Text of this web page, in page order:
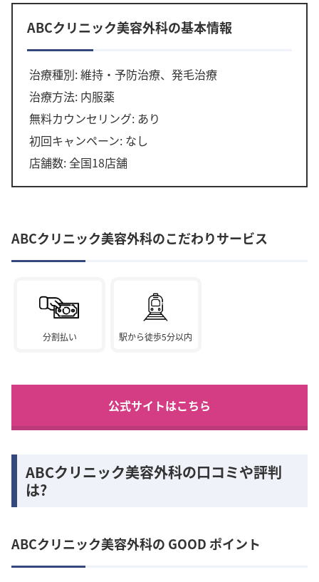
ABCクリニック美容外科の基本情報
治療種別: 維持・予防治療、発毛治療
治療方法: 内服薬
無料カウンセリング: あり
初回キャンペーン: なし
店舗数: 全国18店舗
ABCクリニック美容外科のこだわりサービス
分割払い 駅から徒歩5分以内
公式サイトはこちら
ABCクリニック美容外科の口コミや評判
は?
ABCクリニック美容外科の GOOD ポイント